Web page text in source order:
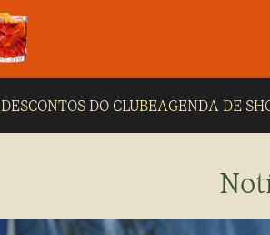
DESCONTOS DO CLUBEAGENDA DE